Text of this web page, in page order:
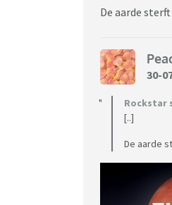
De aarde
30-
Rockstar
[..]
De aarde